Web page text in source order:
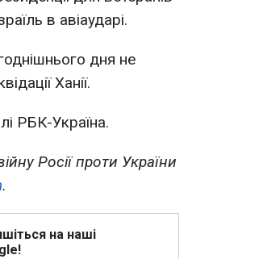
в авіаударі.
дня не
Ханії.
РБК-Україна.
Росії проти України
.
на наші